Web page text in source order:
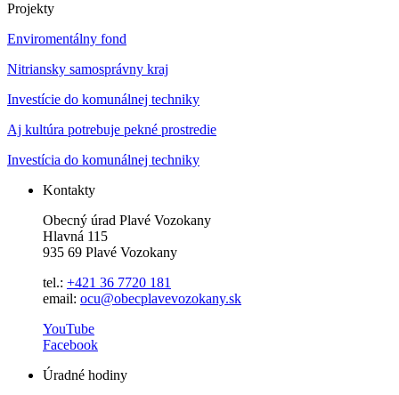
Projekty
Enviromentálny fond
Nitriansky samosprávny kraj
Investície do komunálnej techniky
Aj kultúra potrebuje pekné prostredie
Investícia do komunálnej techniky
Kontakty
Obecný úrad Plavé Vozokany
Hlavná 115
935 69 Plavé Vozokany
tel.: +421 36 7720 181
email: ocu@obecplavevozokany.sk
YouTube
Facebook
Úradné hodiny